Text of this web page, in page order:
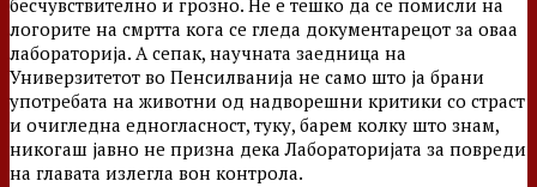
бесчувствително и грозно. Не е тешко да се помисли на
логорите на смртта кога се гледа документарецот за оваа
лабораторија. А сепак, научната заедница на
Универзитетот во Пенсилванија не само што ја брани
употребата на животни од надворешни критики со страст
и очигледна едногласност, туку, барем колку што знам,
никогаш јавно не призна дека Лабораторијата за повреди
на главата излегла вон контрола.